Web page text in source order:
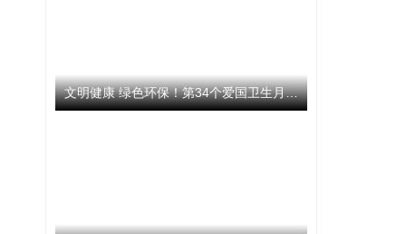
文明健康 绿色环保！第34个爱国卫生月活动启动